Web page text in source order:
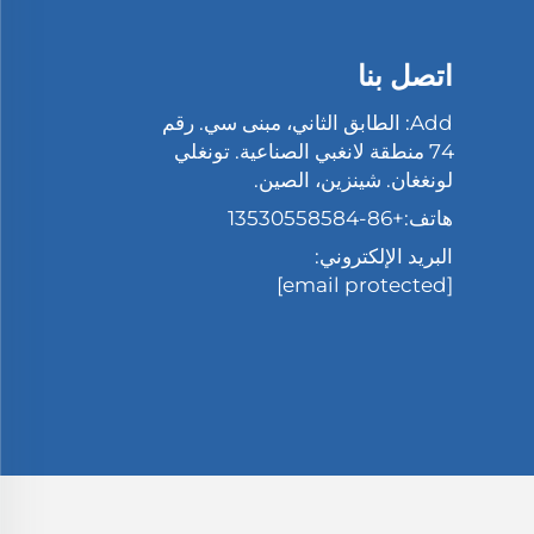
اتصل بنا
Add: الطابق الثاني، مبنى سي. رقم
74 منطقة لانغبي الصناعية. تونغلي
لونغغان. شينزين، الصين.
هاتف:+86-13530558584
البريد الإلكتروني:
[email protected]